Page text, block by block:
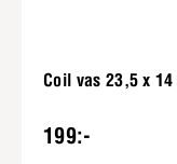
Coil vas 23,5 x 14
199:-